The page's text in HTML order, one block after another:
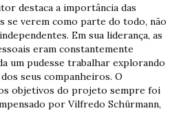
destaca a importância das
se verem como parte do todo, não
Em sua liderança, as
eram constantemente
um pudesse trabalhar explorando
seus companheiros. O
objetivos do projeto sempre foi
por Vilfredo Schürmann,